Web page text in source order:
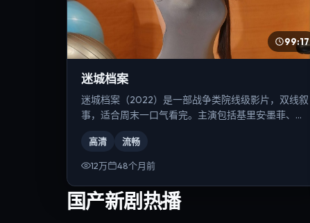
99:17
迷城档案
迷城档案（2022）是一部战争类院线级影片，双线叙
事，适合周末一口气看完。主演包括基里安·墨菲、凯
纽瓦。
高清 流畅
12万 48个月前
国产新剧热播